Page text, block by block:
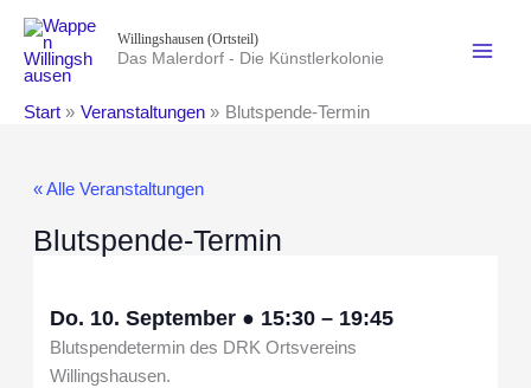
Inhalt
springen
Willingshausen (Ortsteil)
Das Malerdorf - Die Künstlerkolonie
Start Veranstaltungen Blutspende-Termin
« Alle Veranstaltungen
Blutspende-Termin
Do. 10. September ● 15:30– 19:45
Blutspendetermin des DRK Ortsvereins
Willingshausen.